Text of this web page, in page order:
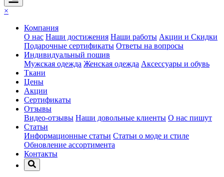
×
Компания
О нас Наши достижения Наши работы Акции и Скидки
Подарочные сертификаты Ответы на вопросы
Индивидуальный пошив
Мужская одежда Женская одежда Аксессуары и обувь
Ткани
Цены
Акции
Сертификаты
Отзывы
Видео-отзывы Наши довольные клиенты О нас пишут
Статьи
Информационные статьи Статьи о моде и стиле
Обновление ассортимента
Контакты